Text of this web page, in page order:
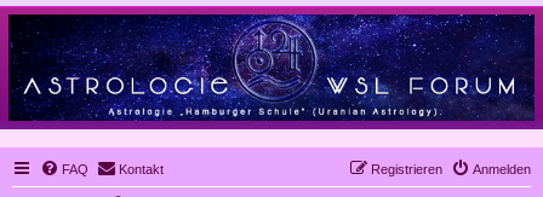
FAQ Kontakt Anmelden
Registrieren